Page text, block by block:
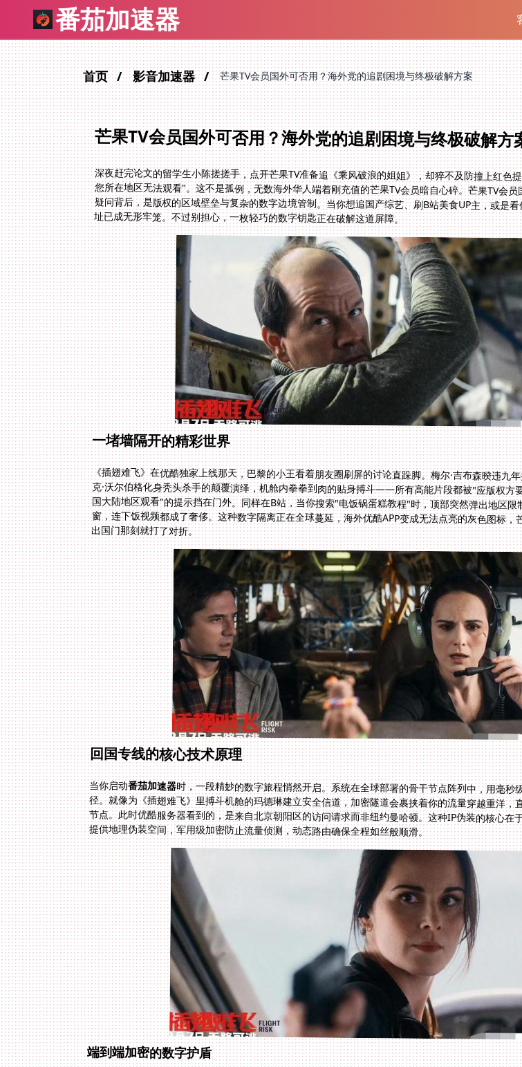
番茄加速器
首页 影音加速器 芒果TV会员国外可否用？海外党的追剧困境与终极破解方案
芒果TV会员国外可否用？海外党的追剧困境与终极破解方
深夜赶完论文的留学生小陈搓搓手，点开芒果TV准备追《乘风破浪的姐姐》，却猝不及防撞上红色
您所在地区无法观看"。这不是孤例，无数海外华人端着刚充值的芒果TV会员暗自心碎。芒果TV会
疑问背后，是版权的区域壁垒与复杂的数字边境管制。当你想追国产综艺、刷B站美食UP主，或是
址已成无形牢笼。不过别担心，一枚轻巧的数字钥匙正在破解这道屏障。
一堵墙隔开的精彩世界
《插翅难飞》在优酷独家上线那天，巴黎的小王看着朋友圈刷屏的讨论直跺脚。梅尔·吉布森暌违九
克·沃尔伯格化身秃头杀手的颠覆演绎，机舱内拳拳到肉的贴身搏斗——所有高能片段都被"应版权
国大陆地区观看"的提示挡在门外。同样在B站，当你搜索"电饭锅蛋糕教程"时，顶部突然弹出地
窗，连下饭视频都成了奢侈。这种数字隔离正在全球蔓延，海外优酷APP变成无法点亮的灰色图标
出国门那刻就打了对折。
回国专线的核心技术原理
当你启动番茄加速器时，一段精妙的数字旅程悄然开启。系统在全球部署的骨干节点阵列中，用毫秒
径。就像为《插翅难飞》里搏斗机舱的玛德琳建立安全信道，加密隧道会裹挟着你的流量穿越重
节点。此时优酷服务器看到的，是来自北京朝阳区的访问请求而非纽约曼哈顿。这种IP伪装的核
提供地理伪装空间，军用级加密防止流量侦测，动态路由确保全程如丝般顺滑。
端到端加密的数字护盾